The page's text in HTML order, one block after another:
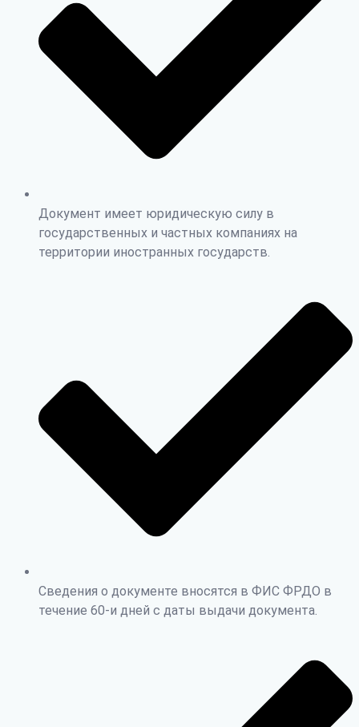
Документ имеет юридическую силу в
государственных и частных компаниях на
территории иностранных государств.
Сведения о документе вносятся в ФИС ФРДО в
течение 60-и дней с даты выдачи документа.